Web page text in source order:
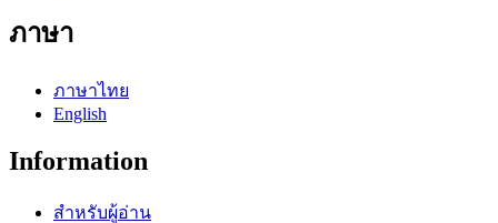
ภาษา
ภาษาไทย
English
Information
สำหรับผู้อ่าน